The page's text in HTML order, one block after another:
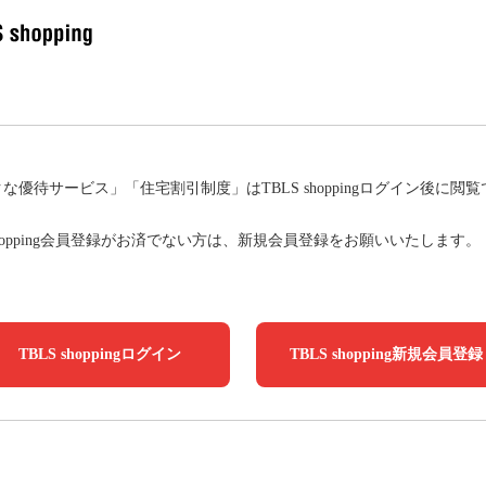
優待サービス」「住宅割引制度」はTBLS shoppingログイン後に閲覧
会員登録がお済でない方は、新規会員登録をお願いいたします。
TBLS shoppingログイン TBLS shopping新規会員登録